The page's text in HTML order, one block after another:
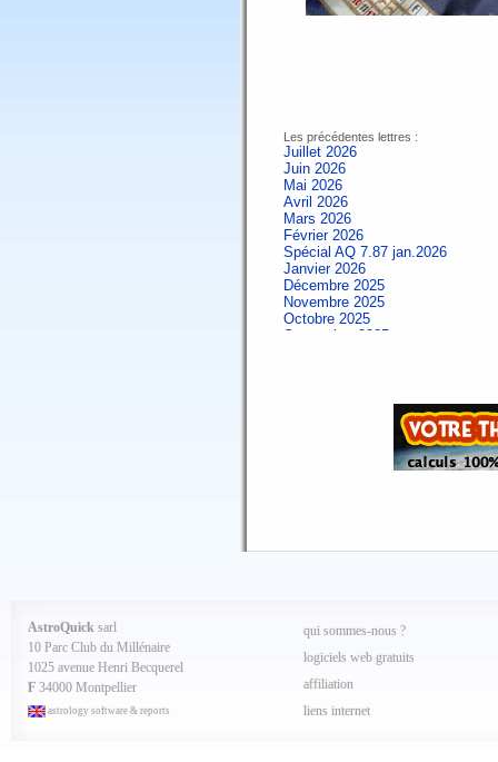
Les précédentes lettres :
Juillet 2026
Juin 2026
Mai 2026
Avril 2026
Mars 2026
Février 2026
Spécial AQ 7.87 jan.2026
Janvier 2026
Décembre 2025
Novembre 2025
Octobre 2025
Septembre 2025
Spécial AQ 7.84 jan.2025
Septembre 2024
Avril 2024
Mars 2024
Février 2024
Janvier 2024
Décembre 2023
Novembre 2023
AstroQuick sarl
10 Parc Club du Millénaire
1025 avenue Henri Becquerel
F 34000 Montpellier
astrology software & reports
qui sommes-nous ?
logiciels web gratuits
affiliation
liens internet